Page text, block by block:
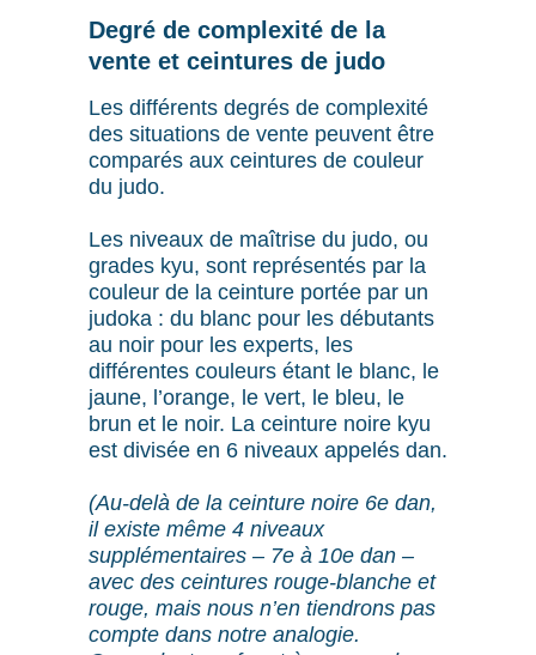
Degré de complexité de la
vente et ceintures de judo
Les différents degrés de complexité
des situations de vente peuvent être
comparés aux ceintures de couleur
du judo.
Les niveaux de maîtrise du judo, ou
grades kyu, sont représentés par la
couleur de la ceinture portée par un
judoka : du blanc pour les débutants
au noir pour les experts, les
différentes couleurs étant le blanc, le
jaune, l’orange, le vert, le bleu, le
brun et le noir. La ceinture noire kyu
est divisée en 6 niveaux appelés dan.
(Au-delà de la ceinture noire 6e dan,
il existe même 4 niveaux
supplémentaires – 7e à 10e dan –
avec des ceintures rouge-blanche et
rouge, mais nous n’en tiendrons pas
compte dans notre analogie.